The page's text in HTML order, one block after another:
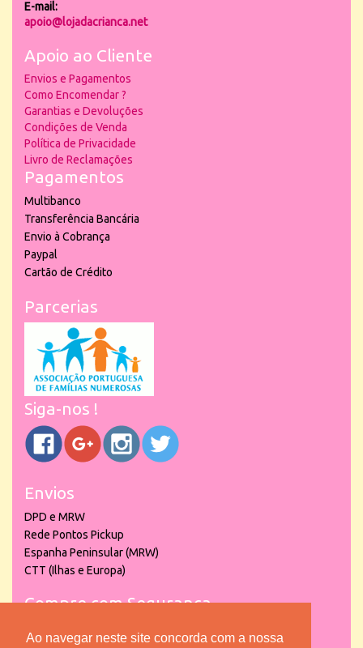
Ao navegar neste site concorda com a nossa
E-mail:
apoio@lojadacrianca.net
Apoio ao Cliente
Envios e Pagamentos
Como Encomendar ?
Garantias e Devoluções
Condições de Venda
Política de Privacidade
Livro de Reclamações
Pagamentos
Multibanco
Transferência Bancária
Envio à Cobrança
Paypal
Cartão de Crédito
Parcerias
Siga-nos !
Envios
DPD e MRW
Rede Pontos Pickup
Espanha Peninsular (MRW)
CTT (Ilhas e Europa)
Compre com Segurança